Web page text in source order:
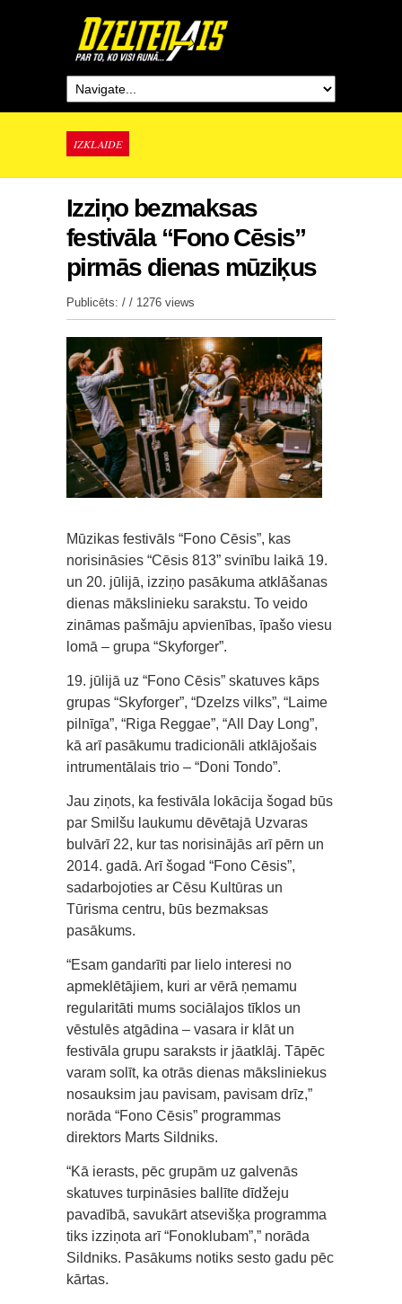
IZKLAIDE
Izziņo bezmaksas
festivāla “Fono Cēsis”
pirmās dienas mūziķus
Publicēts: / / 1276 views
Mūzikas festivāls “Fono Cēsis”, kas
norisināsies “Cēsis 813” svinību laikā 19.
un 20. jūlijā, izziņo pasākuma atklāšanas
dienas mākslinieku sarakstu. To veido
zināmas pašmāju apvienības, īpašo viesu
lomā – grupa “Skyforger”.
19. jūlijā uz “Fono Cēsis” skatuves kāps
grupas “Skyforger”, “Dzelzs vilks”, “Laime
pilnīga”, “Riga Reggae”, “All Day Long”,
kā arī pasākumu tradicionāli atklājošais
intrumentālais trio – “Doni Tondo”.
Jau ziņots, ka festivāla lokācija šogad būs
par Smilšu laukumu dēvētajā Uzvaras
bulvārī 22, kur tas norisinājās arī pērn un
2014. gadā. Arī šogad “Fono Cēsis”,
sadarbojoties ar Cēsu Kultūras un
Tūrisma centru, būs bezmaksas
pasākums.
“Esam gandarīti par lielo interesi no
apmeklētājiem, kuri ar vērā ņemamu
regularitāti mums sociālajos tīklos un
vēstulēs atgādina – vasara ir klāt un
festivāla grupu saraksts ir jāatklāj. Tāpēc
varam solīt, ka otrās dienas māksliniekus
nosauksim jau pavisam, pavisam drīz,”
norāda “Fono Cēsis” programmas
direktors Marts Sildniks.
“Kā ierasts, pēc grupām uz galvenās
skatuves turpināsies ballīte dīdžeju
pavadībā, savukārt atsevišķa programma
tiks izziņota arī “Fonoklubam”,” norāda
Sildniks. Pasākums notiks sesto gadu pēc
kārtas.